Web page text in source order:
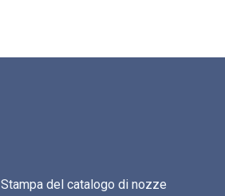
Stampa del catalogo di nozze